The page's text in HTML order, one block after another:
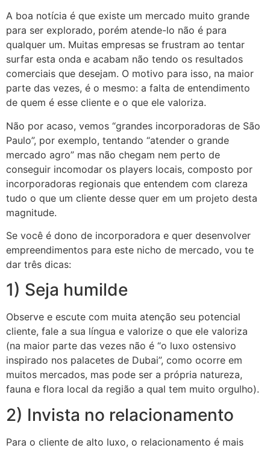
A boa notícia é que existe um mercado muito grande
para ser explorado, porém atende-lo não é para
qualquer um. Muitas empresas se frustram ao tentar
surfar esta onda e acabam não tendo os resultados
comerciais que desejam. O motivo para isso, na maior
parte das vezes, é o mesmo: a falta de entendimento
de quem é esse cliente e o que ele valoriza.
Não por acaso, vemos “grandes incorporadoras de São
Paulo”, por exemplo, tentando “atender o grande
mercado agro” mas não chegam nem perto de
conseguir incomodar os players locais, composto por
incorporadoras regionais que entendem com clareza
tudo o que um cliente desse quer em um projeto desta
magnitude.
Se você é dono de incorporadora e quer desenvolver
empreendimentos para este nicho de mercado, vou te
dar três dicas:
1) Seja humilde
Observe e escute com muita atenção seu potencial
cliente, fale a sua língua e valorize o que ele valoriza
(na maior parte das vezes não é “o luxo ostensivo
inspirado nos palacetes de Dubai”, como ocorre em
muitos mercados, mas pode ser a própria natureza,
fauna e flora local da região a qual tem muito orgulho).
2) Invista no relacionamento
Para o cliente de alto luxo, o relacionamento é mais